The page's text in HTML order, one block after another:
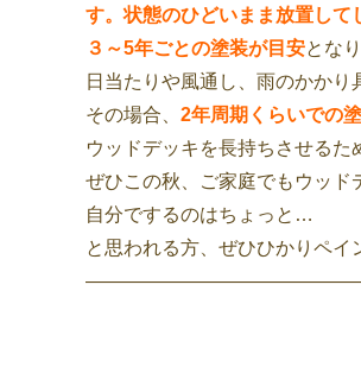
す。状態のひどいまま放置して
３～5年ごとの塗装が目安とな
日当たりや風通し、雨のかかり
その場合、 2年周期くらいでの
ウッドデッキを長持ちさせるた
ぜひこの秋、ご家庭でもウッド
自分でするのはちょっと…
と思われる方、ぜひひかりペイ